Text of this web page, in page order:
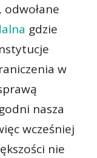
gdzie
w
nasza
wcześniej
nie